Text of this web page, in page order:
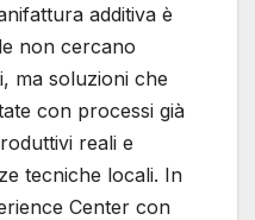
additiva è
non cercano
ma soluzioni che
con processi già
reali e
tecniche locali. In
Center con